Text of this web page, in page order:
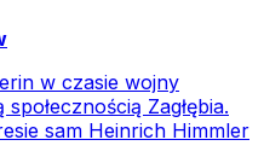
w czasie wojny
Zagłębia.
sam Heinrich Himmler